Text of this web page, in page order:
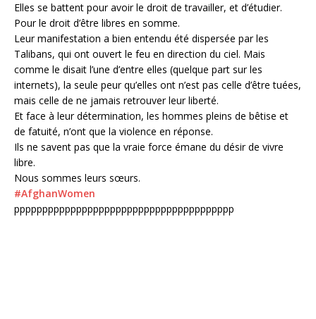
Elles se battent pour avoir le droit de travailler, et d’étudier.
Pour le droit d’être libres en somme.
Leur manifestation a bien entendu été dispersée par les
Talibans, qui ont ouvert le feu en direction du ciel. Mais
comme le disait l’une d’entre elles (quelque part sur les
internets), la seule peur qu’elles ont n’est pas celle d’être tuées,
mais celle de ne jamais retrouver leur liberté.
Et face à leur détermination, les hommes pleins de bêtise et
de fatuité, n’ont que la violence en réponse.
Ils ne savent pas que la vraie force émane du désir de vivre
libre.
Nous sommes leurs sœurs.
#AfghanWomen
ppppppppppppppppppppppppppppppppppppppp